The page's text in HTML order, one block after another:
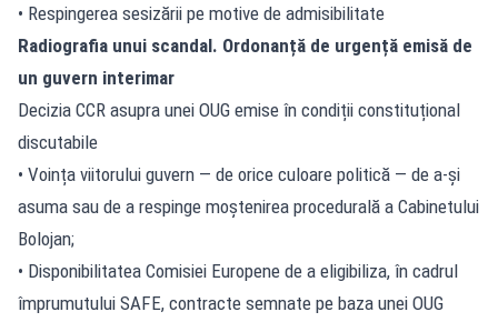
• Respingerea sesizării pe motive de admisibilitate
Radiografia unui scandal. Ordonanță de urgență emisă de
un guvern interimar
Decizia CCR asupra unei OUG emise în condiții constituțional
discutabile
• Voința viitorului guvern — de orice culoare politică — de a-și
asuma sau de a respinge moștenirea procedurală a Cabinetului
Bolojan;
• Disponibilitatea Comisiei Europene de a eligibiliza, în cadrul
împrumutului SAFE, contracte semnate pe baza unei OUG